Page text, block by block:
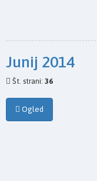
Junij 2014
Št. strani: 36
Ogled